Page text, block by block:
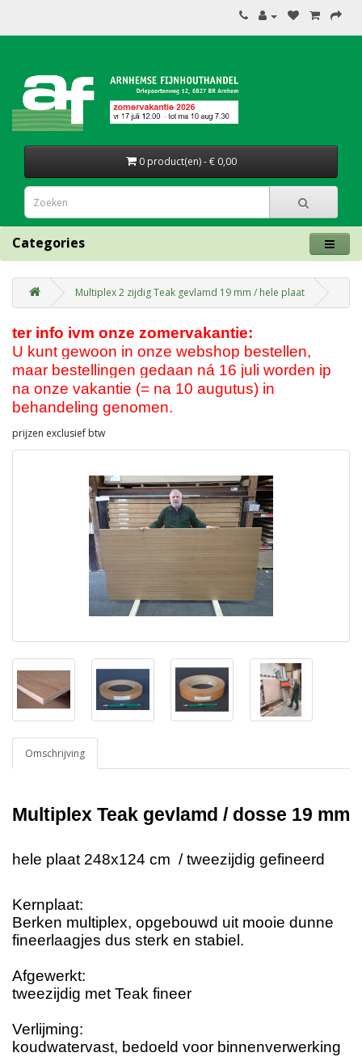
0 product(en) - € 0,00
Categories
Multiplex 2 zijdig Teak gevlamd 19 mm / hele plaat
ter info ivm onze zomervakantie:
U kunt gewoon in onze webshop bestellen,
maar bestellingen gedaan ná 16 juli worden ip
na onze vakantie (= na 10 augutus) in
behandeling genomen.
prijzen exclusief btw
Omschrijving
Multiplex Teak gevlamd / dosse 19 mm
hele plaat 248x124 cm / tweezijdig gefineerd
Kernplaat:
Berken multiplex, opgebouwd uit mooie dunne
fineerlaagjes dus sterk en stabiel.
Afgewerkt:
tweezijdig met Teak fineer
Verlijming:
koudwatervast, bedoeld voor binnenverwerking